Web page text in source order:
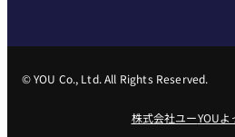
© YOU Co., Ltd. All Rights Reserved.
株式会社ユーYOUよ